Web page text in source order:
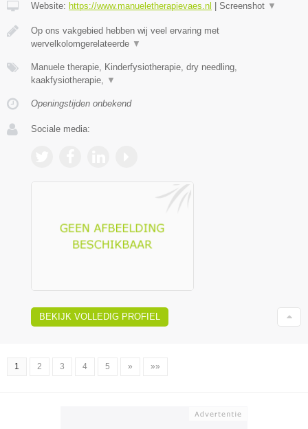
Website: https://www.manueletherapievaes.nl Screenshot ▼
Op ons vakgebied hebben wij veel ervaring met
wervelkolomgerelateerde ▼
Manuele therapie, Kinderfysiotherapie, dry needling,
kaakfysiotherapie, ▼
Openingstijden onbekend
Sociale media:
BEKIJK VOLLEDIG PROFIEL
1 2 3 4 5 » »»